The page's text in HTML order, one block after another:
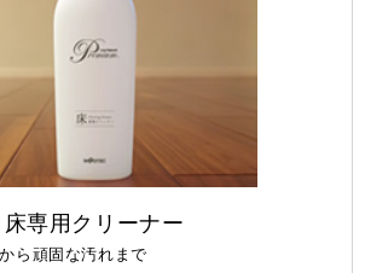
床専用クリーナー
ら頑固な汚れまで